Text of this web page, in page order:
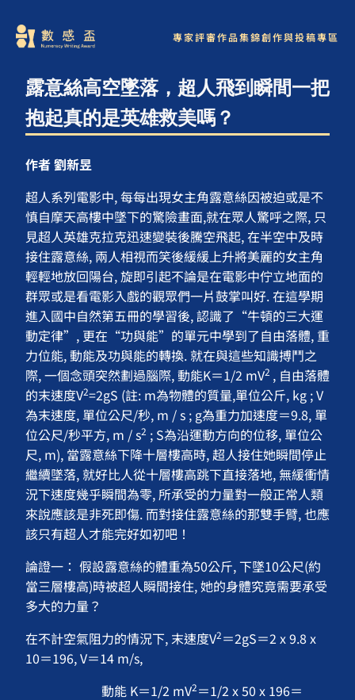
專家評審作品集錦創作與投稿專區
露意絲高空墜落，超人飛到瞬間一把
抱起真的是英雄救美嗎？
作者 劉新昱
超人系列電影中, 每每出現女主角露意絲因被迫或是不
慎自摩天高樓中墜下的驚險畫面,就在眾人驚呼之際, 只
見超人英雄克拉克迅速變裝後騰空飛起, 在半空中及時
接住露意絲, 兩人相視而笑後緩緩上升將美麗的女主角
輕輕地放回陽台, 旋即引起不論是在電影中佇立地面的
群眾或是看電影入戲的觀眾們一片鼓掌叫好. 在這學期
進入國中自然第五冊的學習後, 認識了“牛頓的三大運
動定律”, 更在“功與能”的單元中學到了自由落體, 重
力位能, 動能及功與能的轉換. 就在與這些知識搏鬥之
際, 一個念頭突然劃過腦際, 動能K＝1/2 mV2 , 自由落體
的末速度V2=2gS (註: m為物體的質量,單位公斤, kg ; V
為末速度, 單位公尺/秒, m / s ; g為重力加速度＝9.8, 單
位公尺/秒平方, m / s2 ; S為沿運動方向的位移, 單位公
尺, m), 當露意絲下降十層樓高時, 超人接住她瞬間停止
繼續墜落, 就好比人從十層樓高跳下直接落地, 無緩衝情
況下速度幾乎瞬間為零, 所承受的力量對一般正常人類
來說應該是非死即傷. 而對接住露意絲的那雙手臂, 也應
該只有超人才能完好如初吧！
論證一： 假設露意絲的體重為50公斤, 下墜10公尺(約
當三層樓高)時被超人瞬間接住, 她的身體究竟需要承受
多大的力量？
在不計空氣阻力的情況下, 末速度V2＝2gS＝2 x 9.8 x
10＝196, V＝14 m/s,
動能 K＝1/2 mV2＝1/2 x 50 x 196＝